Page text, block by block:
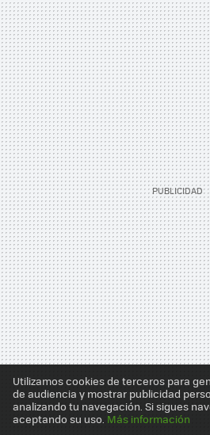
Utilizamos cookies de terceros para
de audiencia y mostrar publicidad
analizando tu navegación. Si sigues
aceptando su uso. Más información